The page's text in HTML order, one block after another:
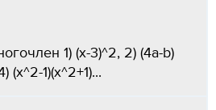
1) (х-3)^2, 2) (4a-b)
(x^2-1)(x^2+1)...